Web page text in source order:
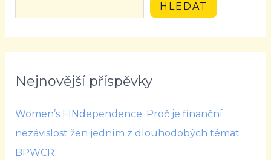
HLEDAT
Nejnovější příspěvky
Women’s FINdependence: Proč je finanční
nezávislost žen jedním z dlouhodobých témat
BPWCR